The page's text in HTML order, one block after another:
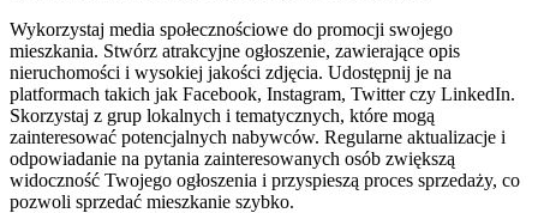
Wykorzystaj media społecznościowe do promocji swojego
mieszkania. Stwórz atrakcyjne ogłoszenie, zawierające opis
nieruchomości i wysokiej jakości zdjęcia. Udostępnij je na
platformach takich jak Facebook, Instagram, Twitter czy LinkedIn.
Skorzystaj z grup lokalnych i tematycznych, które mogą
zainteresować potencjalnych nabywców. Regularne aktualizacje i
odpowiadanie na pytania zainteresowanych osób zwiększą
widoczność Twojego ogłoszenia i przyspieszą proces sprzedaży, co
pozwoli sprzedać mieszkanie szybko.